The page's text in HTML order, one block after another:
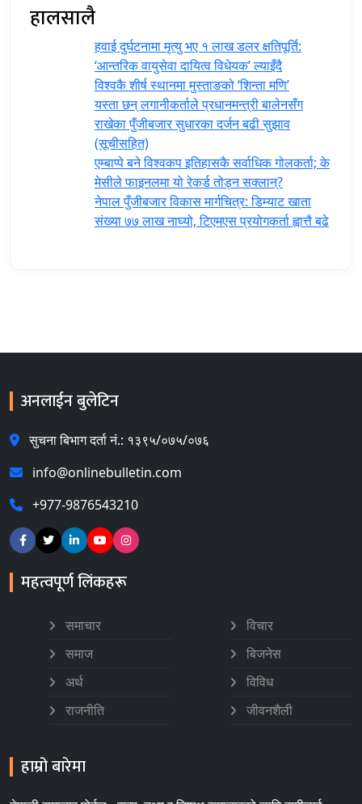
हालसालै
हवाई दुर्घटनामा मृत्यु भए १ लाख डलर क्षतिपूर्ति:
‘आन्तरिक वायुसेवा दायित्व विधेयक’ ल्याइँदै
विश्वकै शीर्ष स्थानमा मुस्ताङको ‘शिन्ता मणि’
यस्ता छन् लगानीकर्ताले प्रधानमन्त्री ‍बालेनसँग
राखेका पुँजीबजार सुधारका दर्जन बढी सुझाव
(सूचीसहित)
एम्बाप्पे बने विश्वकप इतिहासकै सर्वाधिक गोलकर्ता; के
मेसीले फाइनलमा यो रेकर्ड तोड्न सक्लान्?
नेपाल पुँजीबजार विकास मार्गचित्र: डिम्याट खाता
संख्या ७७ लाख नाघ्यो, टिएमएस प्रयोगकर्ता ह्वात्तै बढे
अनलाईन बुलेटिन
सुचना बिभाग दर्ता नं.: १३९५/०७५/०७६
info@onlinebulletin.com
+977-9876543210
महत्वपूर्ण लिंकहरू
समाचार
समाज
अर्थ
राजनीति
विचार
बिजनेस
विविध
जीवनशैली
हाम्रो बारेमा